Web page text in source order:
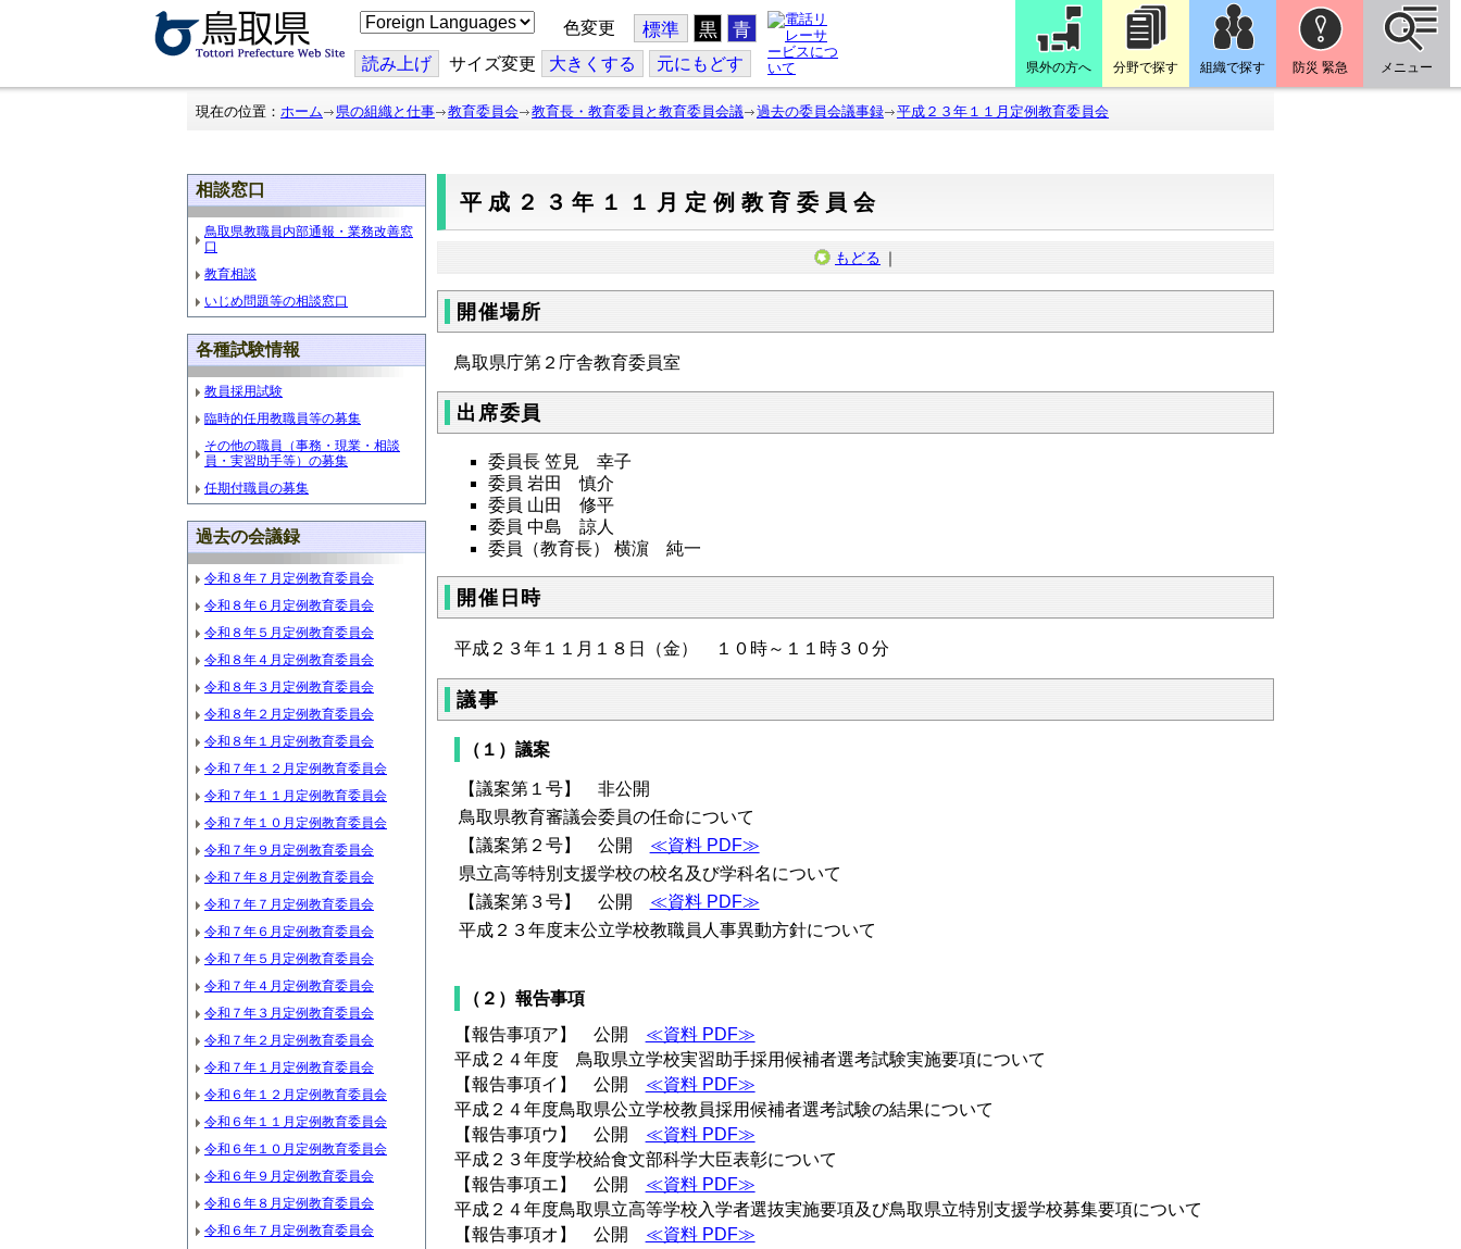
こ
の
ジ
を
翻
色変更 標準 黒 青
読み上げ サイズ変更 大きくする 元にもどす 県外の方へ 分野で探す 組織で探す 防災 緊急 メニュー
現在の位置： ホーム 県の組織と仕事 教育委員会 教育長・教育委員と教育委員会議 過去の委員会議事録 平成２３年１１月定例教育委員会
相談窓口
鳥取県教職員内部通報・業務改善窓
口
教育相談
いじめ問題等の相談窓口
各種試験情報
教員採用試験
臨時的任用教職員等の募集
その他の職員（事務・現業・相談
員・実習助手等）の募集
任期付職員の募集
過去の会議録
令和８年７月定例教育委員会
令和８年６月定例教育委員会
令和８年５月定例教育委員会
令和８年４月定例教育委員会
令和８年３月定例教育委員会
令和８年２月定例教育委員会
令和８年１月定例教育委員会
令和７年１２月定例教育委員会
令和７年１１月定例教育委員会
令和７年１０月定例教育委員会
令和７年９月定例教育委員会
令和７年８月定例教育委員会
令和７年７月定例教育委員会
令和７年６月定例教育委員会
令和７年５月定例教育委員会
令和７年４月定例教育委員会
令和７年３月定例教育委員会
令和７年２月定例教育委員会
令和７年１月定例教育委員会
令和６年１２月定例教育委員会
令和６年１１月定例教育委員会
令和６年１０月定例教育委員会
令和６年９月定例教育委員会
令和６年８月定例教育委員会
令和６年７月定例教育委員会
平成２３年１１月定例教育委員会
もどる ｜
開催場所
鳥取県庁第２庁舎教育委員室
出席委員
委員長 笠見 幸子
委員 岩田 慎介
委員 山田 修平
委員 中島 諒人
委員（教育長） 横濵 純一
開催日時
平成２３年１１月１８日（金） １０時～１１時３０分
議事
（１）議案
【議案第１号】 非公開
鳥取県教育審議会委員の任命について
【議案第２号】 公開 ≪資料 PDF≫
県立高等特別支援学校の校名及び学科名について
【議案第３号】 公開 ≪資料 PDF≫
平成２３年度末公立学校教職員人事異動方針について
（２）報告事項
【報告事項ア】 公開 ≪資料 PDF≫
平成２４年度 鳥取県立学校実習助手採用候補者選考試験実施要項について
【報告事項イ】 公開 ≪資料 PDF≫
平成２４年度鳥取県公立学校教員採用候補者選考試験の結果について
【報告事項ウ】 公開 ≪資料 PDF≫
平成２３年度学校給食文部科学大臣表彰について
【報告事項エ】 公開 ≪資料 PDF≫
平成２４年度鳥取県立高等学校入学者選抜実施要項及び鳥取県立特別支援学校募集要項について
【報告事項オ】 公開 ≪資料 PDF≫